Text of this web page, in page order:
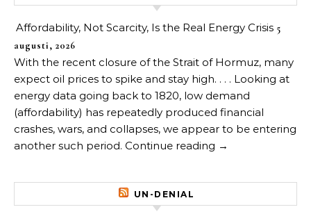
Affordability, Not Scarcity, Is the Real Energy Crisis 5
augusti, 2026
With the recent closure of the Strait of Hormuz, many
expect oil prices to spike and stay high. . . . Looking at
energy data going back to 1820, low demand
(affordability) has repeatedly produced financial
crashes, wars, and collapses, we appear to be entering
another such period. Continue reading →
UN-DENIAL